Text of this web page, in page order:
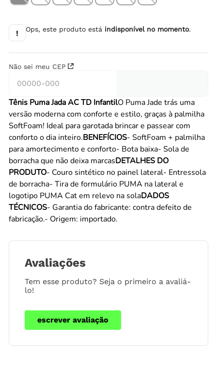
! Ops, este produto está indisponível no momento.
Não sei meu CEP
Tênis Puma Jada AC TD InfantilO Puma Jade trás uma
versão moderna com conforte e estilo, graças à palmilha
SoftFoam! Ideal para garotada brincar e passear com
conforto o dia inteiro.BENEFÍCIOS- SoftFoam + palmilha
para amortecimento e conforto- Bota baixa- Sola de
borracha que não deixa marcasDETALHES DO
PRODUTO- Couro sintético no painel lateral- Entressola
de borracha- Tira de formulário PUMA na lateral e
logotipo PUMA Cat em relevo na solaDADOS
TÉCNICOS- Garantia do fabricante: contra defeito de
fabricação.- Origem: importado.
Avaliações
Tem esse produto? Seja o primeiro a avaliá-
lo!
escrever avaliação